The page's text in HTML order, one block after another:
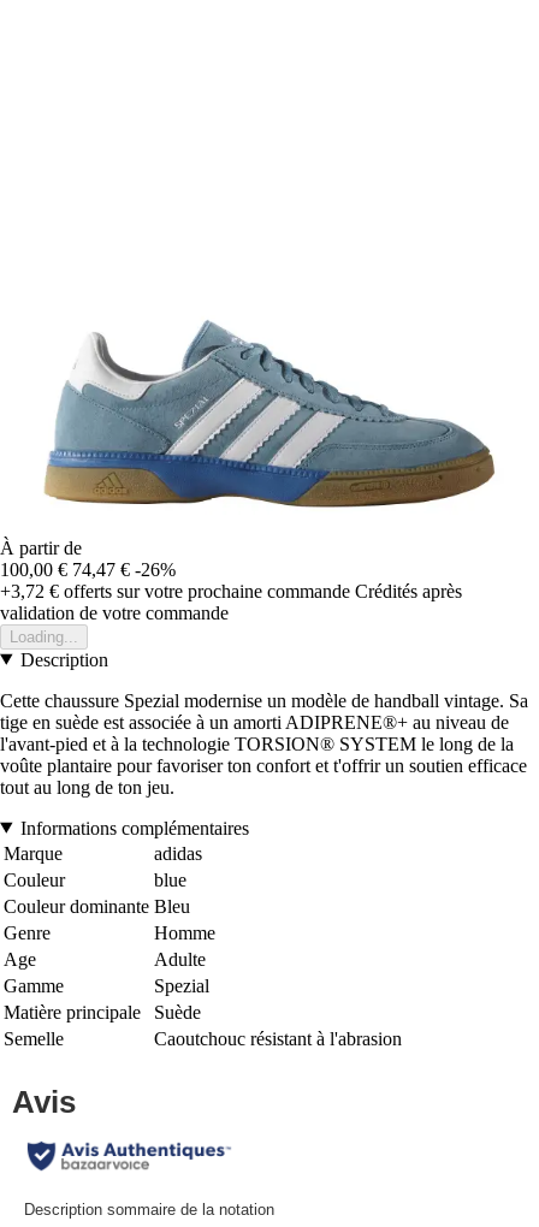
À partir de
100,00 € 74,47 € -26%
+3,72 € offerts sur votre prochaine commande Crédités après
validation de votre commande
Loading...
Description
Cette chaussure Spezial modernise un modèle de handball vintage. Sa
tige en suède est associée à un amorti ADIPRENE®+ au niveau de
l'avant-pied et à la technologie TORSION® SYSTEM le long de la
voûte plantaire pour favoriser ton confort et t'offrir un soutien efficace
tout au long de ton jeu.
Informations complémentaires
Marque
adidas
Couleur
blue
Couleur dominante Bleu
Genre
Homme
Age
Adulte
Gamme
Spezial
Matière principale
Suède
Semelle
Caoutchouc résistant à l'abrasion